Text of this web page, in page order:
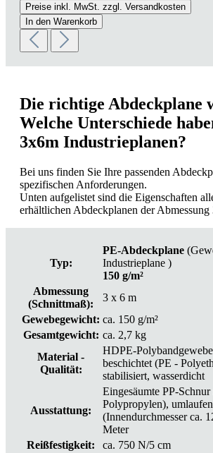
Preise inkl. MwSt. zzgl. Versandkosten
In den Warenkorb
Die richtige Abdeckplane
Welche Unterschiede
3x6m Industrieplanen?
Bei uns finden Sie Ihre passenden
spezifischen Anforderungen.
Unten aufgelistet sind die Eigenschaften
erhältlichen Abdeckplanen der Abmessung
Typ:
PE-Abdeckplane
Industrieplane )
150 g/m²
Abmessung
(Schnittmaß):
3 x 6 m
Gewebegewicht: ca. 150 g/m²
Gesamtgewicht: ca. 2,7 kg
Material -
Qualität:
HDPE-
beschichtet (PE -
stabilisiert, wasserdicht
Ausstattung:
Eingesäumte PP-Schnur
Polypropylen),
(Innendurchmesser ca.
Meter
Reißfestigkeit:
ca. 750 N/5 cm